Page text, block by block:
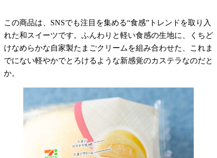
この商品は、SNSでも注目を集める“食感”トレンドを取り入
れた和スイーツです。ふんわりと軽い食感の生地に、くちど
けなめらかな自家製たまごクリームを組み合わせた、これま
でにない軽やかでとろけるような新感覚のカステラなのだと
か。